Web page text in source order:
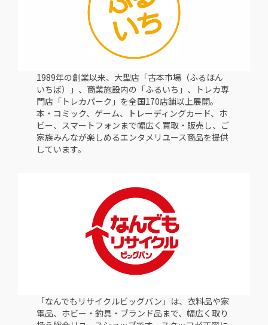
1989年の創業以来、大型店「古本市場（ふるほん
いちば）」、商業施設内の「ふるいち」、トレカ専
門店「トレカパーク」を全国170店舗以上展開。
本・コミック、ゲーム、トレーディングカード、ホ
ビー、スマートフォンまで幅広く買取・販売し、ご
家族みんなが楽しめるエンタメリユース商品を提供
しています。
「なんでもリサイクルビッグバン」は、衣料品や家
電品、ホビー・釣具・ブランド品まで、幅広く取り